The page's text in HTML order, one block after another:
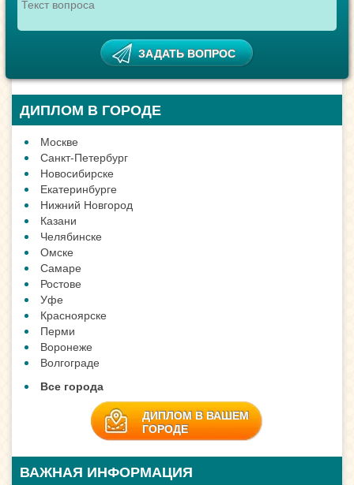
ДИПЛОМ В ГОРОДЕ
Москве
Санкт-Петербург
Новосибирске
Екатеринбурге
Нижний Новгород
Казани
Челябинске
Омске
Самаре
Ростове
Уфе
Красноярске
Перми
Воронеже
Волгограде
Все города
ДИПЛОМ В ВАШЕМ
ГОРОДЕ
ВАЖНАЯ ИНФОРМАЦИЯ